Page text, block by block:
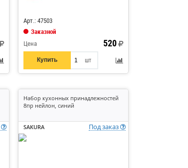
Арт.: 47503
Заказной
Цена
520
Купить шт
Набор кухонных принадлежностей
8пр нейлон, синий
SAKURA Под заказ